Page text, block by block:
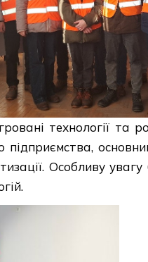
технології та
Особливу